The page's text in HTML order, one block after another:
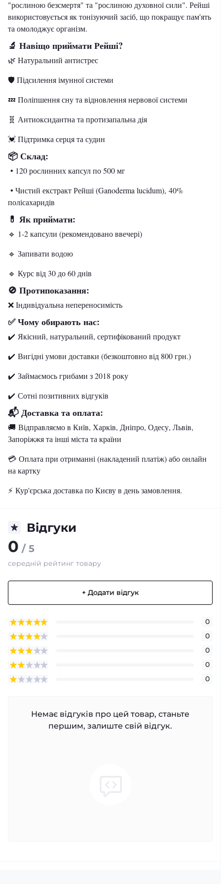
"рослиною безсмертя" та "рослиною духовної сили". Рейші
використовується як тонізуючий засіб, що покращує пам'ять
та омолоджує організм.
🔬 Навіщо приймати Рейші?
🌿 Натуральний антистрес
🛡️ Підсилення імунної системи
💤 Поліпшення сну та відновлення нервової системи
🧬 Антиоксидантна та протизапальна дія
💓 Підтримка серця та судин
📦 Склад:
• 120 рослинних капсул по 500 мг
• Чистий екстракт Рейші (Ganoderma lucidum), 40%
полісахаридів
💊 Як приймати:
🔹 1-2 капсули (рекомендовано ввечері)
🔹 Запивати водою
🔹 Курс від 30 до 60 днів
🚫 Протипоказання:
❌ Індивідуальна непереносимість
✅ Чому обирають нас:
✔️ Якісний, натуральний, сертифікований продукт
✔️ Вигідні умови доставки (безкоштовно від 800 грн.)
✔️ Займаємось грибами з 2018 року
✔️ Сотні позитивних відгуків
📬 Доставка та оплата:
🚚 Відправляємо в Київ, Харків, Дніпро, Одесу, Львів,
Запоріжжя та інші міста та країни
💳 Оплата при отриманні (накладений платіж) або онлайн
на картку
⚡️ Кур'єрська доставка по Києву в день замовлення.
Відгуки
0 / 5
середній рейтинг товару
+ Додати відгук
0
0
0
0
0
Немає відгуків про цей товар, станьте
першим, залиште свій відгук.